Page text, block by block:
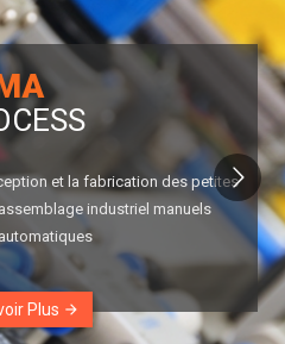
et la fabrication des petites
industriel manuels
Plus arrow_forward